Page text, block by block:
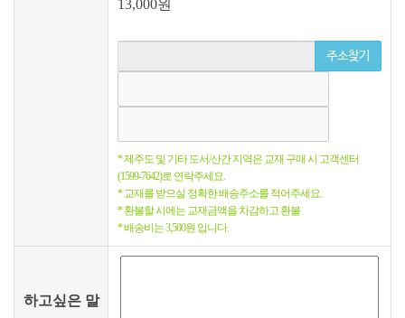
13,000원
주소찾기
* 제주도 및 기타 도서/산간 지역은 교재 구매 시 고객센터
(1599-7642)로 연락주세요.
* 교재를 받으실 정확한 배송주소를 적어주세요.
* 환불할 시에는 교재금액을 차감하고 환불
* 배송비는 3,500원 입니다.
하고싶은 말